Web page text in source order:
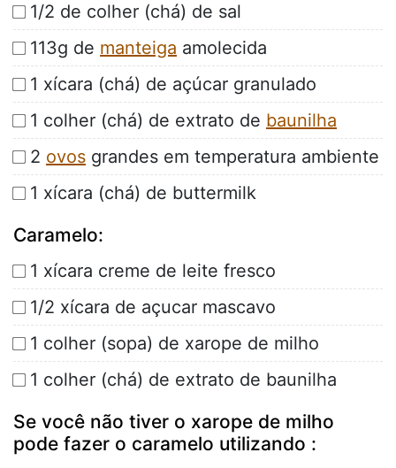
1/2 de colher (chá) de sal
113g de manteiga amolecida
1 xícara (chá) de açúcar granulado
1 colher (chá) de extrato de baunilha
2 ovos grandes em temperatura ambiente
1 xícara (chá) de buttermilk
Caramelo:
1 xícara creme de leite fresco
1/2 xícara de açucar mascavo
1 colher (sopa) de xarope de milho
1 colher (chá) de extrato de baunilha
Se você não tiver o xarope de milho
pode fazer o caramelo utilizando :